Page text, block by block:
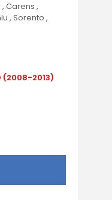
,Carens ,
,Sorento ,
(2008-2013)